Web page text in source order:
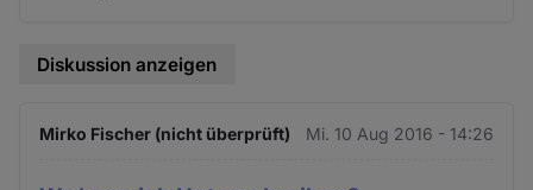
Diskussion anzeigen
Mirko Fischer (nicht überprüft) Mi. 10 Aug 2016 - 14:26